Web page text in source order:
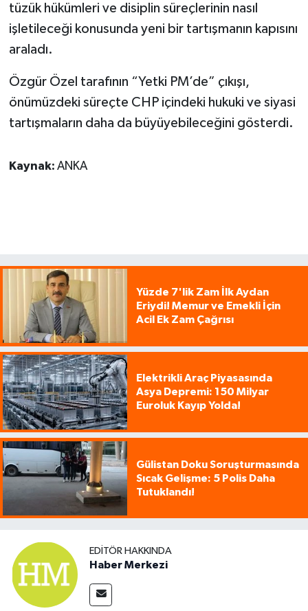
tüzük hükümleri ve disiplin süreçlerinin nasıl
işletileceği konusunda yeni bir tartışmanın kapısını
araladı.
Özgür Özel tarafının “Yetki PM’de” çıkışı,
önümüzdeki süreçte CHP içindeki hukuki ve siyasi
tartışmaların daha da büyüyebileceğini gösterdi.
Kaynak: ANKA
Yüzde 7'lik Zam İlk Aydan
Eriydi! Memur ve Emekli İçin
Acil Ek Zam Çağrısı
Elektrikli Araç Piyasasında
Asya Depremi: 150 Milyar
Euroluk Kayıp Yolda!
Gülistan Doku Soruşturmasında
Sıcak Gelişme: 5 Polis Daha
Tutuklandı!
EDITÖR HAKKINDA
Haber Merkezi